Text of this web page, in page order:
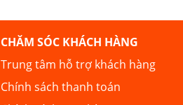
CHĂM SÓC KHÁCH HÀNG
Trung tâm hỗ trợ khách hàng
Chính sách thanh toán